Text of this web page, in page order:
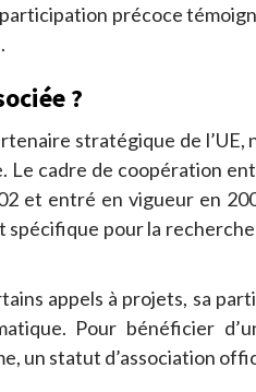
précoce
?
stratégique de l’UE,
cadre de coopération
et entré en vigueur en
spécifique pour la
appels à projets, sa
Pour bénéficier
un statut d’association